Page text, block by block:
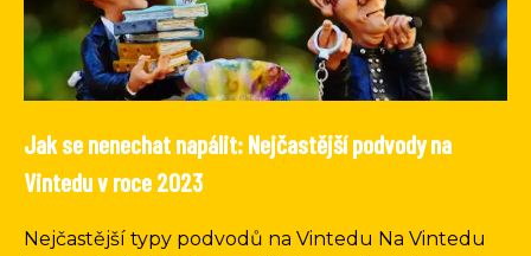
Jak se nenechat napálit: Nejčastější podvody na
Vintedu v roce 2023
Nejčastější typy podvodů na Vintedu Na Vintedu